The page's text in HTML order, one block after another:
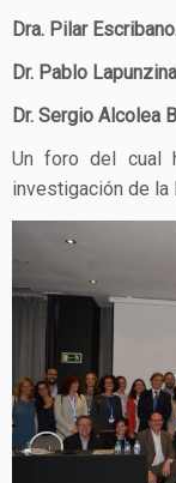
Dra. Pilar
Dr. Pablo
Dr. Sergio Alcolea
Un foro del cual
investigación de la